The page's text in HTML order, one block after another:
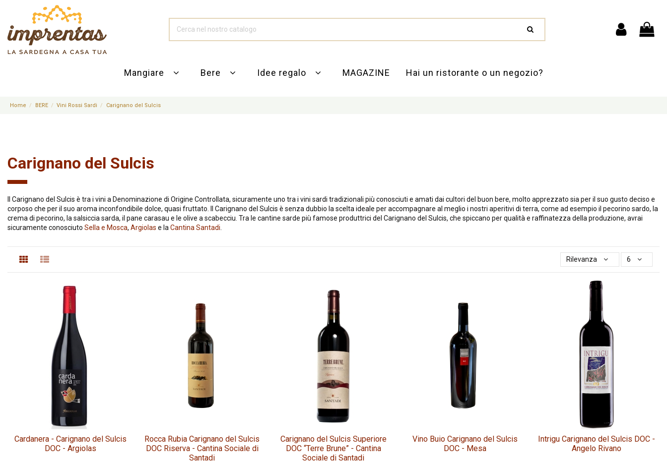
Mangiare Bere Idee regalo MAGAZINE Hai un ristorante o un negozio?
Home BERE Vini Rossi Sardi Carignano del Sulcis
Carignano del Sulcis
Il Carignano del Sulcis è tra i vini a Denominazione di Origine Controllata, sicuramente uno tra i vini sardi tradizionali più conosciuti e amati dai cultori del buon bere, molto apprezzato sia per il suo gusto deciso e
corposo che per il suo aroma inconfondibile dolce, quasi fruttato. Il Carignano del Sulcis è senza dubbio la scelta ideale per accompagnare al meglio i nostri aperitivi di terra, come ad esempio il pecorino sardo, la
crema di pecorino, la salsiccia sarda, il pane carasau e le olive a scabecciu. Tra le cantine sarde più famose produttrici del Carignano del Sulcis, che spiccano per qualità e raffinatezza della produzione, avrai
sicuramente conosciuto Sella e Mosca, Argiolas e la Cantina Santadi
Rilevanza 6
Cardanera - Carignano del Sulcis
DOC - Argiolas
Rocca Rubia Carignano del Sulcis
DOC Riserva - Cantina Sociale di
Santadi
Carignano del Sulcis Superiore
DOC “Terre Brune” - Cantina
Sociale di Santadi
Vino Buio Carignano del Sulcis
DOC - Mesa
Intrigu Carignano del Sulcis DOC -
Angelo Rivano